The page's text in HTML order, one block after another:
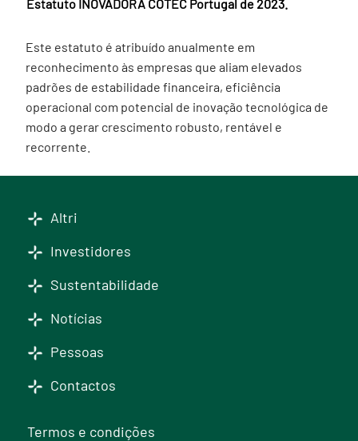
Estatuto INOVADORA COTEC Portugal de 2023.
Este estatuto é atribuído anualmente em
reconhecimento às empresas que aliam elevados
padrões de estabilidade financeira, eficiência
operacional com potencial de inovação tecnológica de
modo a gerar crescimento robusto, rentável e
recorrente.
Altri
Investidores
Sustentabilidade
Notícias
Pessoas
Contactos
Termos e condições